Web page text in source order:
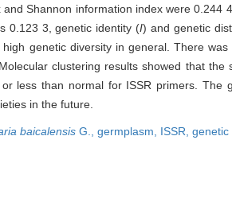
Shannon information index were 0.244
0.123 3, genetic identity (I) and genetic
high genetic diversity in general. There
clustering results showed that
less than normal for ISSR primers. The
in the future.
baicalensis G., germplasm, ISSR,